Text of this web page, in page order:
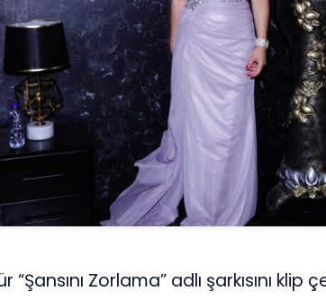
“Şansını Zorlama” adlı şarkısını